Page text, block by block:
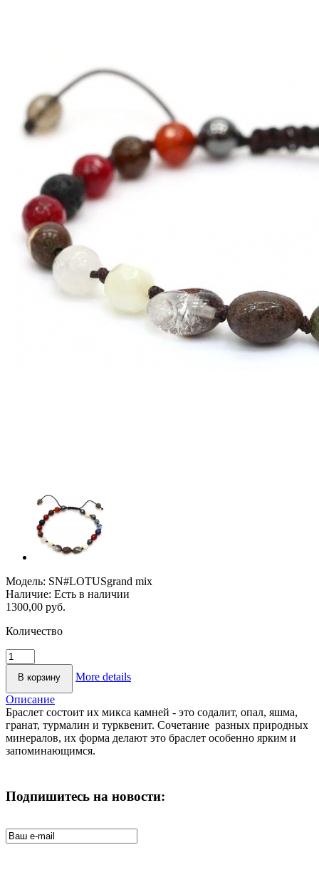
Модель: SN#LOTUSgrand mix
Наличие: Есть в наличии
1300,00 руб.
Количество
More details
Описание
Браслет состоит их микса камней - это содалит, опал, яшма,
гранат, турмалин и турквенит. Сочетание разных природных
минералов, их форма делают это браслет особенно ярким и
запоминающимся.
Подпишитесь на новости: